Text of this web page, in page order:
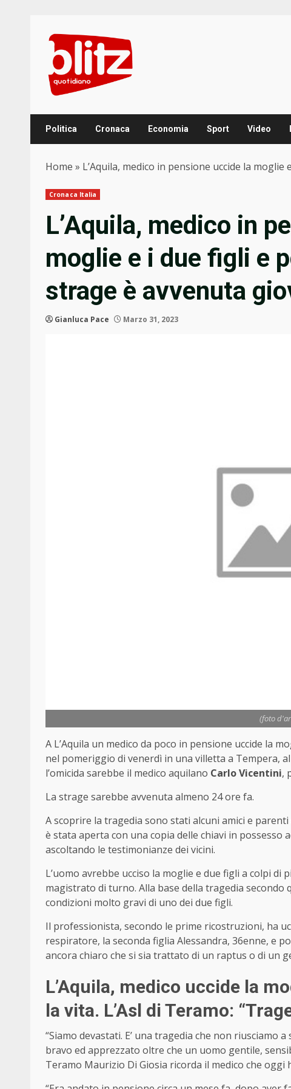
content
Politica Cronaca Economia Sport Video
Home » L’Aquila, medico in pensione uccide la
Cronaca Italia
L’Aquila, medico in
moglie e i due figli e
strage è avvenuta
Gianluca Pace Marzo 31, 2023
(foto
A L’Aquila un medico da poco in pensione uccide la
nel pomeriggio di venerdì in una villetta a Tempera,
l’omicida sarebbe il medico aquilano Carlo Vicentini,
La strage sarebbe avvenuta almeno 24 ore fa.
A scoprire la tragedia sono stati alcuni amici e
è stata aperta con una copia delle chiavi in
ascoltando le testimonianze dei vicini.
L’uomo avrebbe ucciso la moglie e due figli a colpi di
magistrato di turno. Alla base della tragedia
condizioni molto gravi di uno dei due figli.
Il professionista, secondo le prime ricostruzioni, ha
respiratore, la seconda figlia Alessandra, 36enne, e
ancora chiaro che si sia trattato di un raptus o di un
L’Aquila, medico uccide la
la vita. L’Asl di Teramo:
“Siamo devastati. E’ una tragedia che non
bravo ed apprezzato oltre che un uomo gentile,
Teramo Maurizio Di Giosia ricorda il medico che